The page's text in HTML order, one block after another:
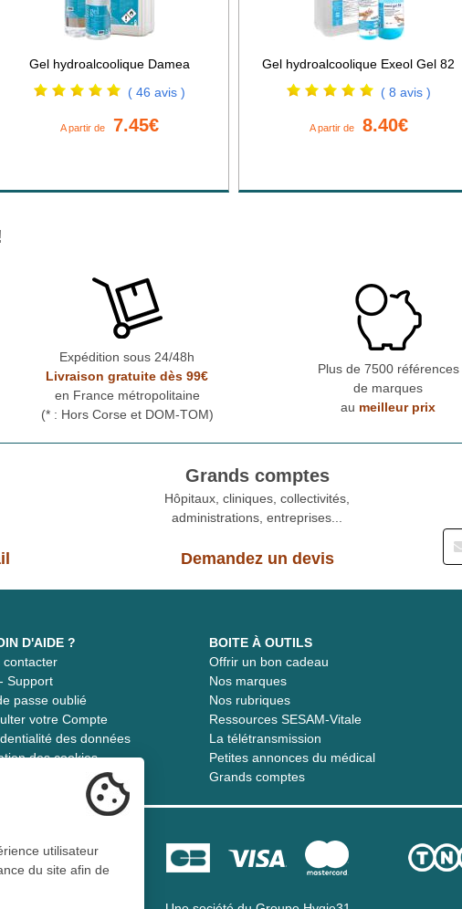
Gel hydroalcoolique Damea
( 46 avis )
A partir de 7.45€
Gel hydroalcoolique Exeol Gel 82
( 8 avis )
A partir de 8.40€
Expédition sous 24/48h
Livraison gratuite dès 99€
en France métropolitaine
(* : Hors Corse et DOM-TOM)
Plus de 7500 références
de marques
au meilleur prix
Grands comptes
Hôpitaux, cliniques, collectivités,
administrations, entreprises...
Demandez un devis
D'AIDE ?
contacter
Support
passe oublié
votre Compte
des données
des cookies
BOITE À OUTILS
Offrir un bon cadeau
Nos marques
Nos rubriques
Ressources SESAM-Vitale
La télétransmission
Petites annonces du médical
Grands comptes
utilisateur
du site afin de